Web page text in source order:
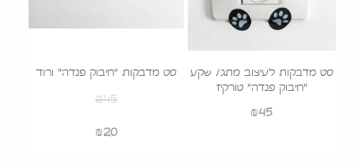
סט מדבקות לעיצוב מתג/ שקע
"חיבוק פנדה" טורקיז
₪45
סט מדבקות "חיבוק פנדה" ורוד
₪45
המקורי
₪20
הנוכחי